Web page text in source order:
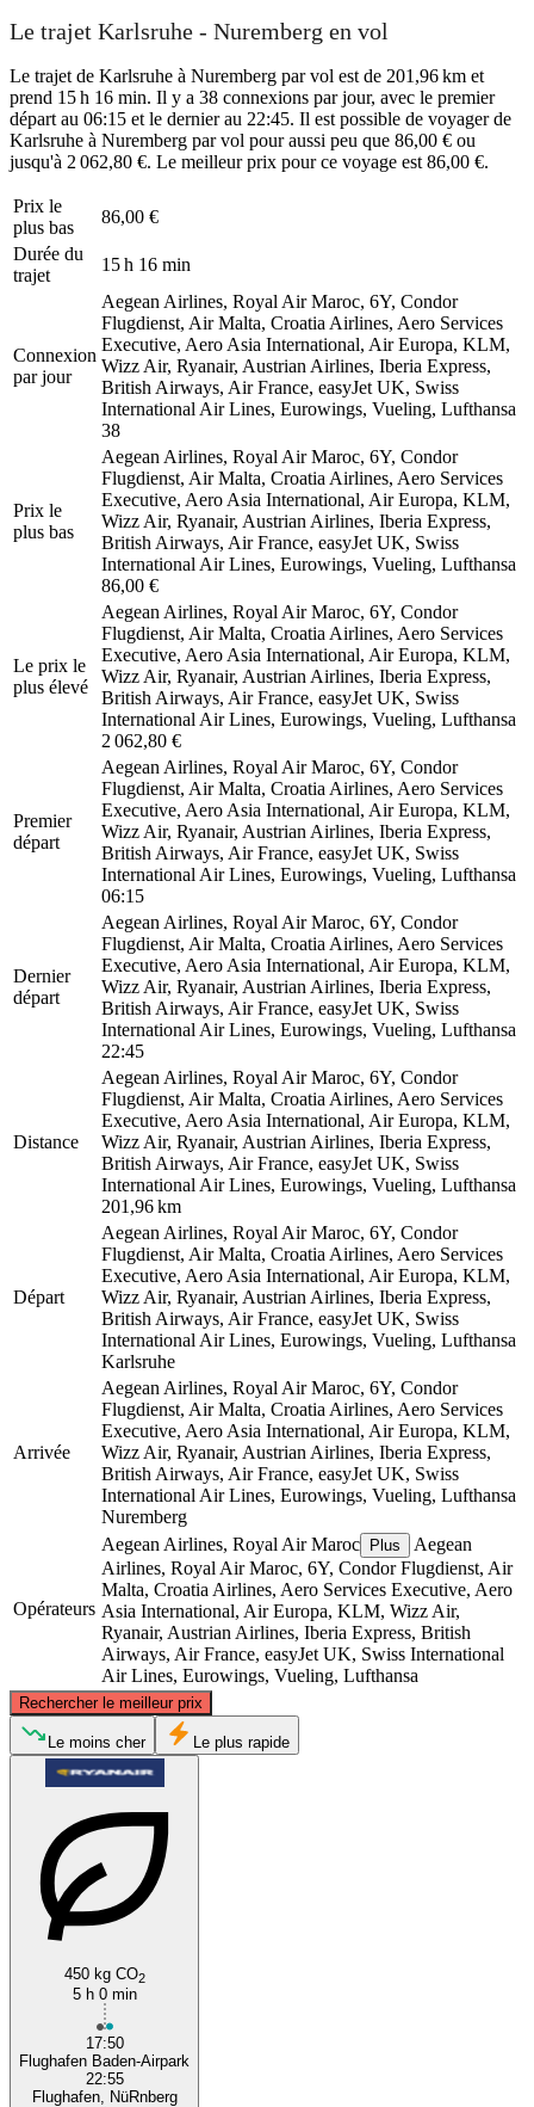
Le trajet Karlsruhe - Nuremberg en vol
Le trajet de Karlsruhe à Nuremberg par vol est de 201,96 km et
prend 15 h 16 min. Il y a 38 connexions par jour, avec le premier
départ au 06:15 et le dernier au 22:45. Il est possible de voyager de
Karlsruhe à Nuremberg par vol pour aussi peu que 86,00 € ou
jusqu'à 2 062,80 €. Le meilleur prix pour ce voyage est 86,00 €.
Prix ​​le
plus bas
86,00 €
Durée du
trajet
15 h 16 min
Connexion
par jour
Aegean Airlines, Royal Air Maroc, 6Y, Condor
Flugdienst, Air Malta, Croatia Airlines, Aero Services
Executive, Aero Asia International, Air Europa, KLM,
Wizz Air, Ryanair, Austrian Airlines, Iberia Express,
British Airways, Air France, easyJet UK, Swiss
International Air Lines, Eurowings, Vueling, Lufthansa
38
Prix ​​le
plus bas
Aegean Airlines, Royal Air Maroc, 6Y, Condor
Flugdienst, Air Malta, Croatia Airlines, Aero Services
Executive, Aero Asia International, Air Europa, KLM,
Wizz Air, Ryanair, Austrian Airlines, Iberia Express,
British Airways, Air France, easyJet UK, Swiss
International Air Lines, Eurowings, Vueling, Lufthansa
86,00 €
Le prix le
plus élevé
Aegean Airlines, Royal Air Maroc, 6Y, Condor
Flugdienst, Air Malta, Croatia Airlines, Aero Services
Executive, Aero Asia International, Air Europa, KLM,
Wizz Air, Ryanair, Austrian Airlines, Iberia Express,
British Airways, Air France, easyJet UK, Swiss
International Air Lines, Eurowings, Vueling, Lufthansa
2 062,80 €
Premier
départ
Aegean Airlines, Royal Air Maroc, 6Y, Condor
Flugdienst, Air Malta, Croatia Airlines, Aero Services
Executive, Aero Asia International, Air Europa, KLM,
Wizz Air, Ryanair, Austrian Airlines, Iberia Express,
British Airways, Air France, easyJet UK, Swiss
International Air Lines, Eurowings, Vueling, Lufthansa
06:15
Dernier
départ
Aegean Airlines, Royal Air Maroc, 6Y, Condor
Flugdienst, Air Malta, Croatia Airlines, Aero Services
Executive, Aero Asia International, Air Europa, KLM,
Wizz Air, Ryanair, Austrian Airlines, Iberia Express,
British Airways, Air France, easyJet UK, Swiss
International Air Lines, Eurowings, Vueling, Lufthansa
22:45
Distance
Aegean Airlines, Royal Air Maroc, 6Y, Condor
Flugdienst, Air Malta, Croatia Airlines, Aero Services
Executive, Aero Asia International, Air Europa, KLM,
Wizz Air, Ryanair, Austrian Airlines, Iberia Express,
British Airways, Air France, easyJet UK, Swiss
International Air Lines, Eurowings, Vueling, Lufthansa
201,96 km
Départ
Aegean Airlines, Royal Air Maroc, 6Y, Condor
Flugdienst, Air Malta, Croatia Airlines, Aero Services
Executive, Aero Asia International, Air Europa, KLM,
Wizz Air, Ryanair, Austrian Airlines, Iberia Express,
British Airways, Air France, easyJet UK, Swiss
International Air Lines, Eurowings, Vueling, Lufthansa
Karlsruhe
Arrivée
Aegean Airlines, Royal Air Maroc, 6Y, Condor
Flugdienst, Air Malta, Croatia Airlines, Aero Services
Executive, Aero Asia International, Air Europa, KLM,
Wizz Air, Ryanair, Austrian Airlines, Iberia Express,
British Airways, Air France, easyJet UK, Swiss
International Air Lines, Eurowings, Vueling, Lufthansa
Nuremberg
Opérateurs
Aegean Airlines, Royal Air Maroc Plus
Aegean
Airlines, Royal Air Maroc, 6Y, Condor Flugdienst, Air
Malta, Croatia Airlines, Aero Services Executive, Aero
Asia International, Air Europa, KLM, Wizz Air,
Ryanair, Austrian Airlines, Iberia Express, British
Airways, Air France, easyJet UK, Swiss International
Air Lines, Eurowings, Vueling, Lufthansa
Rechercher le meilleur prix
Karlsruhe
© CARTO, ©OpenStreetMap
Le moins cher Le plus rapide
450 kg CO2
5 h 0 min
17:50
Flughafen Baden-Airpark
22:55
Flughafen, NüRnberg